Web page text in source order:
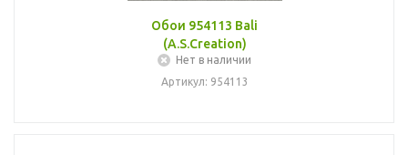
Обои 954113 Bali
(A.S.Creation)
Нет в наличии
Артикул: 954113